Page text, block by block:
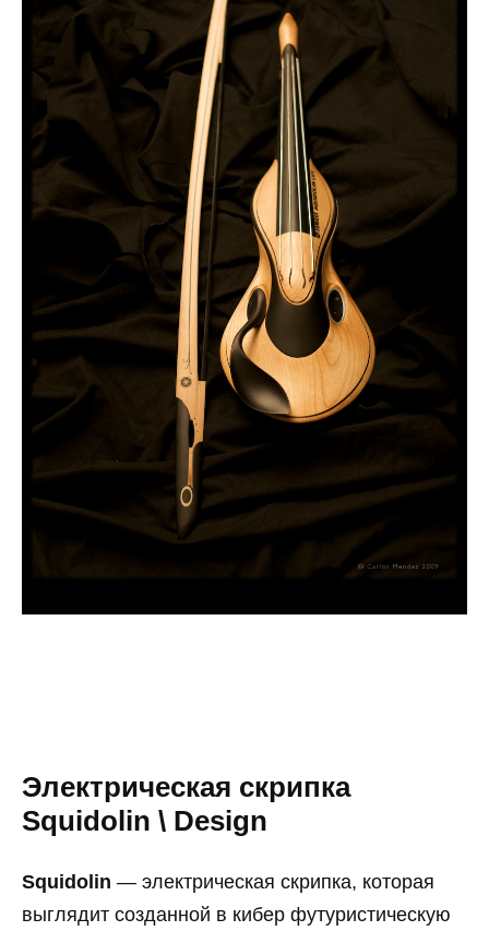
Электрическая скрипка
Squidolin \ Design
Squidolin — электрическая скрипка, которая
выглядит созданной в кибер футуристическую